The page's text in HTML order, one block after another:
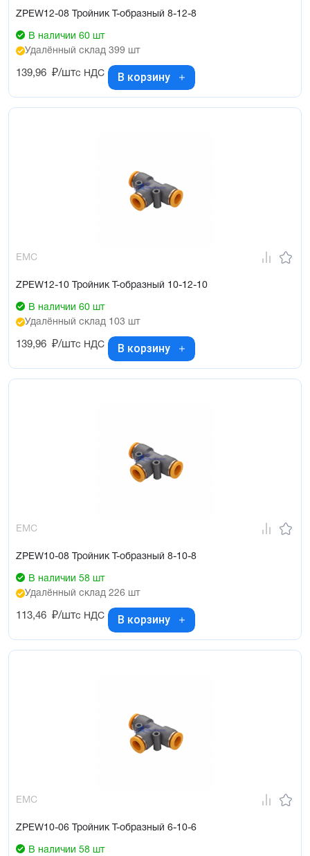
ZPEW12-08 Тройник Т-образный 8-12-8
В наличии 60 шт
Удалённый склад 399 шт
139,96 ₽/штс НДС В корзину
EMC
ZPEW12-10 Тройник Т-образный 10-12-10
В наличии 60 шт
Удалённый склад 103 шт
139,96 ₽/штс НДС В корзину
EMC
ZPEW10-08 Тройник Т-образный 8-10-8
В наличии 58 шт
Удалённый склад 226 шт
113,46 ₽/штс НДС В корзину
EMC
ZPEW10-06 Тройник Т-образный 6-10-6
В наличии 58 шт